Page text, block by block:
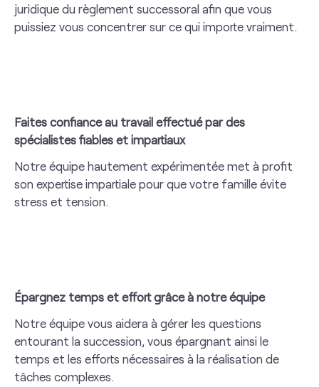
juridique du règlement successoral afin que vous
puissiez vous concentrer sur ce qui importe vraiment.
Faites confiance au travail effectué par des
spécialistes fiables et impartiaux
Notre équipe hautement expérimentée met à profit
son expertise impartiale pour que votre famille évite
stress et tension.
Épargnez temps et effort grâce à notre équipe
Notre équipe vous aidera à gérer les questions
entourant la succession, vous épargnant ainsi le
temps et les efforts nécessaires à la réalisation de
tâches complexes.